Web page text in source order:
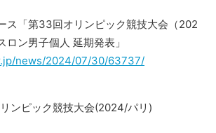
ス「第33回オリンピック競技大会（202
ン男子個人 延期発表」
news/2024/07/30/63737/
ンピック競技大会(2024/パリ)